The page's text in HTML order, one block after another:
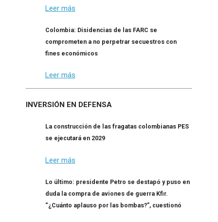
Leer más
Colombia: Disidencias de las FARC se
comprometen a no perpetrar secuestros con
fines económicos
Leer más
INVERSIÓN EN DEFENSA
La construcción de las fragatas colombianas PES
se ejecutará en 2029
Leer más
Lo último: presidente Petro se destapó y puso en
duda la compra de aviones de guerra Kfir.
“¿Cuánto aplauso por las bombas?”, cuestionó